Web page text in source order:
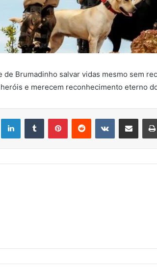
de Brumadinho salvar vidas mesmo sem
e merecem reconhecimento eterno
LinkedinTumblr PinterestReddit VK Compartilhar via e-mail